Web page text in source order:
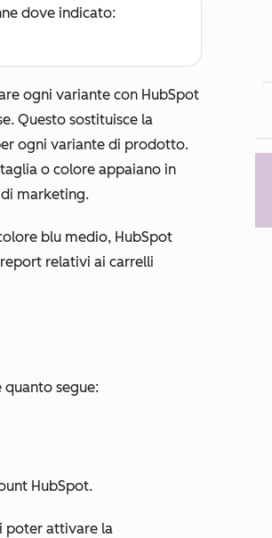
dove indicato:
ogni variante con HubSpot
Questo sostituisce la
ogni variante di prodotto.
o colore appaiano in
marketing.
blu medio, HubSpot
relativi ai carrelli
quanto segue:
HubSpot.
poter attivare la